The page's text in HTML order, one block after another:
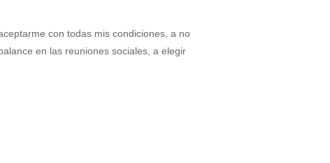
con todas mis condiciones, a no
en las reuniones sociales, a elegir